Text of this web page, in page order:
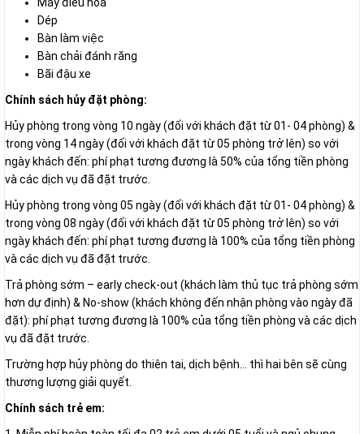
Dép
Bàn làm việc
Bàn chải đánh răng
Bãi đậu xe
Chính sách hủy đặt phòng:
Hủy phòng trong vòng 10 ngày (đối với khách đặt từ 01- 04 phòng) &
trong vòng 14 ngày (đối với khách đặt từ 05 phòng trở lên) so với
ngày khách đến: phí phạt tương đương là 50% của tổng tiền phòng
và các dịch vụ đã đặt trước.
Hủy phòng trong vòng 05 ngày (đối với khách đặt từ 01- 04 phòng) &
trong vòng 08 ngày (đối với khách đặt từ 05 phòng trở lên) so với
ngày khách đến: phí phạt tương đương là 100% của tổng tiền phòng
và các dịch vụ đã đặt trước.
Trả phòng sớm – early check-out (khách làm thủ tục trả phòng sớm
hơn dự định) & No-show (khách không đến nhận phòng vào ngày đã
đặt): phí phạt tương đương là 100% của tổng tiền phòng và các dịch
vụ đã đặt trước.
Trường hợp hủy phòng do thiên tai, dịch bệnh… thì hai bên sẽ cùng
thương lượng giải quyết.
Chính sách trẻ em: